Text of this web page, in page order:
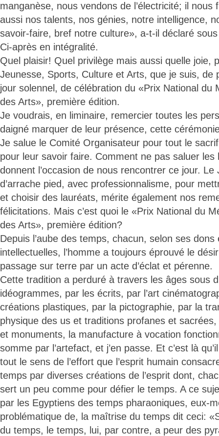
manganèse, nous vendons de l’électricité; il nous
aussi nos talents, nos génies, notre intelligence,
savoir-faire, bref notre culture», a-t-il déclaré sous
Ci-après en intégralité.
Quel plaisir! Quel privilège mais aussi quelle joie,
Jeunesse, Sports, Culture et Arts, que je suis, de
jour solennel, de célébration du «Prix National du
des Arts», première édition.
Je voudrais, en liminaire, remercier toutes les
daigné marquer de leur présence, cette
Je salue le Comité Organisateur pour tout le
pour leur savoir faire. Comment ne pas saluer les
donnent l’occasion de nous rencontrer ce jour. Le
d’arrache pied, avec professionnalisme, pour
et choisir des lauréats, mérite également nos
félicitations. Mais c’est quoi le «Prix National du
des Arts», première édition?
Depuis l’aube des temps, chacun, selon ses
intellectuelles, l’homme a toujours éprouvé le
passage sur terre par un acte d’éclat et pérenne.
Cette tradition a perduré à travers les âges sous
idéogrammes, par les écrits, par l’art
créations plastiques, par la pictographie, par la
physique des us et traditions profanes et sacrées,
et monuments, la manufacture à vocation
somme par l’artefact, et j’en passe. Et c’est là
tout le sens de l’effort que l’esprit humain
temps par diverses créations de l’esprit dont,
sert un peu comme pour défier le temps. A ce
par les Egyptiens des temps pharaoniques, eux-
problématique de, la maîtrise du temps dit ceci:
du temps, le temps, lui, par contre, a peur des